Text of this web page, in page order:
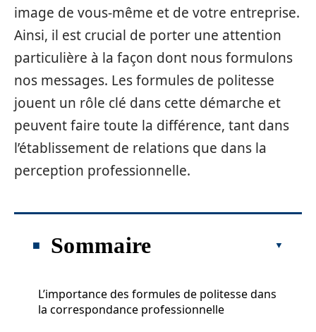
image de vous-même et de votre entreprise.
Ainsi, il est crucial de porter une attention
particulière à la façon dont nous formulons
nos messages. Les formules de politesse
jouent un rôle clé dans cette démarche et
peuvent faire toute la différence, tant dans
l’établissement de relations que dans la
perception professionnelle.
Sommaire
L’importance des formules de politesse dans
la correspondance professionnelle